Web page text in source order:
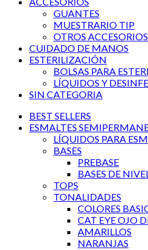
GUANTES
MUESTRARIO TIP
OTROS ACCESORIOS
CUIDADO DE MANOS
ESTERILIZACIÓN
BOLSAS PARA
LÍQUIDOS Y
SIN CATEGORIA
BEST SELLERS
ESMALTES
LÍQUIDOS PARA
BASES
PREBASE
BASES DE
TOPS
TONALIDADES
COLORES
CAT EYE OJO
AMARILLOS
NARANJAS